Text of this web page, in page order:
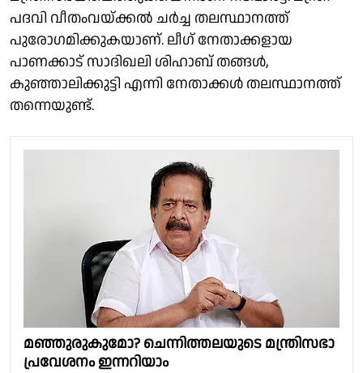
പദവി വീതംവയ്ക്കൽ ചർച്ച തലസ്ഥാനത്ത്
പുരോഗമിക്കുകയാണ്. ലീഗ് നേതാക്കളായ
പാണക്കാട് സാദിഖലി ശിഹാബ് തങ്ങൾ,
കുഞ്ഞാലിക്കുട്ടി എന്നി നേതാക്കൾ തലസ്ഥാനത്ത്
തന്നെയുണ്ട്.
മഞ്ഞുരുകുമോ? ചെന്നിത്തലയുടെ മന്ത്രിസഭാ
പ്രവേശനം ഇന്നറിയാം